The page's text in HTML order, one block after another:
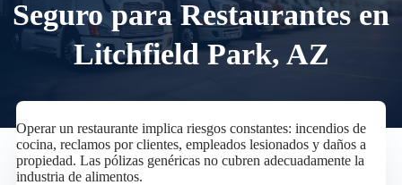
Seguro para Restaurantes en
Litchfield Park, AZ
Operar un restaurante implica riesgos constantes: incendios de
cocina, reclamos por clientes, empleados lesionados y daños a
propiedad. Las pólizas genéricas no cubren adecuadamente la
industria de alimentos.